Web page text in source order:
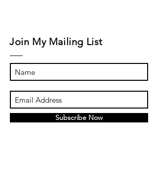
Join My Mailing List
Subscribe Now